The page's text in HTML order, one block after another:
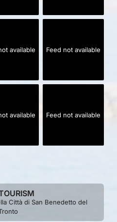
available Feed not available
available Feed not available
Città di San Benedetto del